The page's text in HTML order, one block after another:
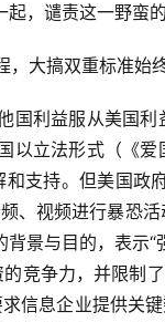
，谴责这一野蛮
，大搞双重标准始
国利益服从美国
以立法形式（《
支持。但美国政
、视频进行暴恐
景与目的，表示
竞争力，并限制
信息企业提供关